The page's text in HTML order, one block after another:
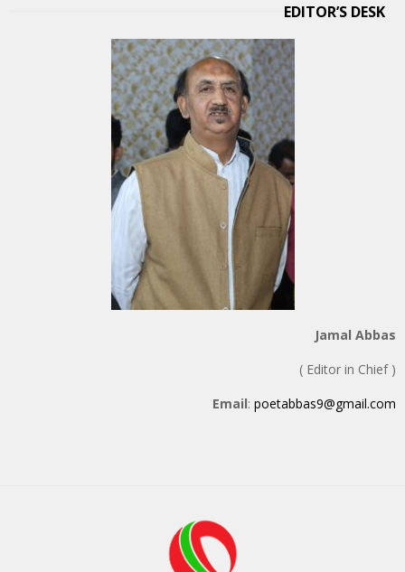
EDITOR’S DESK
Jamal Abbas
( Editor in Chief )
Email: poetabbas9@gmail.com